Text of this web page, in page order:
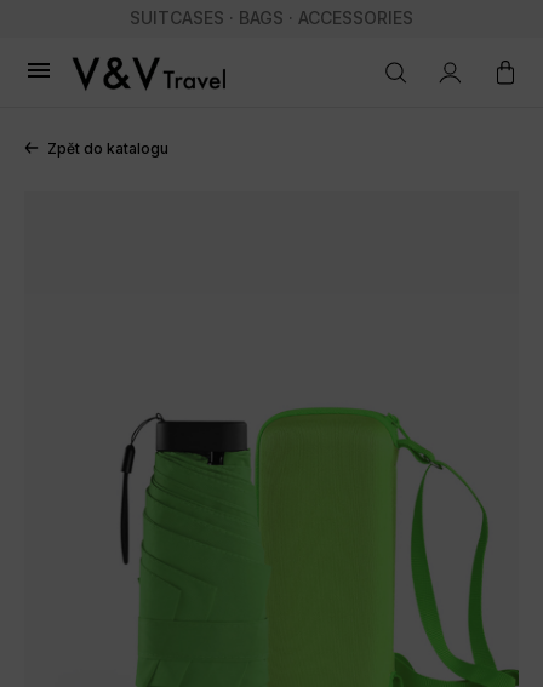
SUITCASES · BAGS · ACCESSORIES

Zpět do katalogu